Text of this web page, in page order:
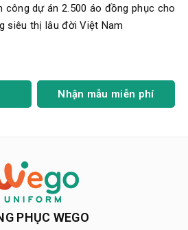
công dự án 2.500 áo đồng phục cho
siêu thị lâu đời Việt Nam
Nhận mẫu miễn phí
PHỤC WEGO